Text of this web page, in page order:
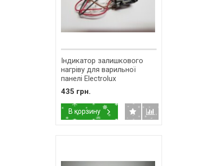
Індикатор залишкового
нагріву для варильної
панелі Electrolux
140006291052
435 грн.
В корзину